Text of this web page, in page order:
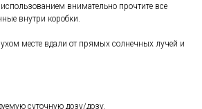
внимательно прочтите все
внутри коробки.
месте вдали от прямых солнечных лучей и
суточную дозу/дозу.